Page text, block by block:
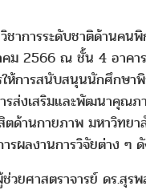
การระดับชาติด้านคนพิ
ม 2566 ณ ชั้น 4 อาคา
ห้การสนับสนุนนักศึกษา
รส่งเสริมและพัฒนาคุณ
ด้านกายภาพ มหาวิทยา
ผลงานการวิจัยต่าง ๆ
ยศาสตราจารย์ ดร.สุร